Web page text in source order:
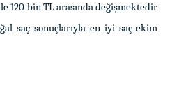
120 bin TL arasında değişmektedir
saç sonuçlarıyla en iyi saç ekim